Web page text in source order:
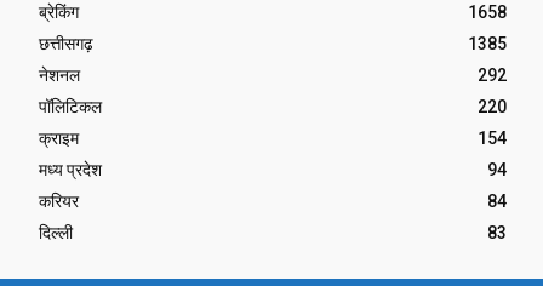
ब्रेकिंग
1658
छत्तीसगढ़
1385
नेशनल
292
पॉलिटिकल
220
क्राइम
154
मध्य प्रदेश
94
करियर
84
दिल्ली
83